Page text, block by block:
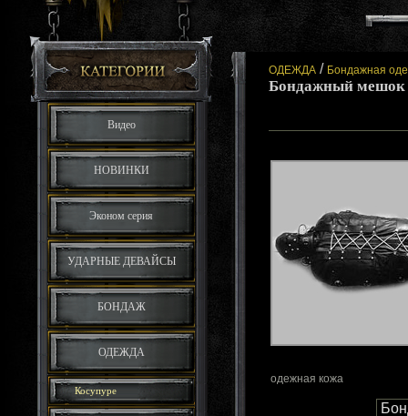
Видео
НОВИНКИ
Эконом серия
УДАРНЫЕ ДЕВАЙСЫ
БОНДАЖ
ОДЕЖДА
Косупуре
ОДЕЖДА / Бондажная
Бондажный мешок
одежная кожа